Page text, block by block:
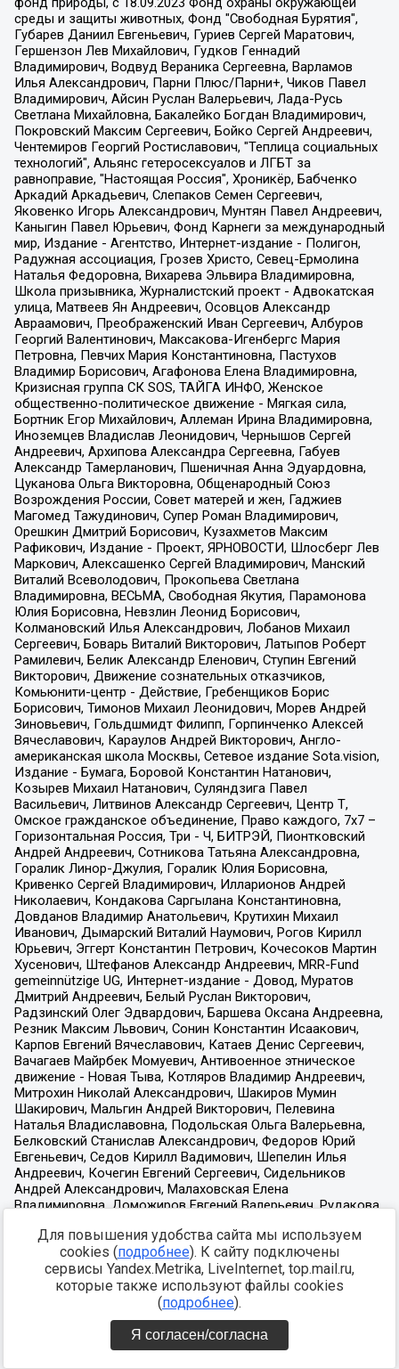
Для повышения удобства сайта мы используем
cookies (подробнее). К сайту подключены
сервисы Yandex.Metrika, LiveInternet, top.mail.ru,
которые также используют файлы cookies
(подробнее).
Я согласен/согласна